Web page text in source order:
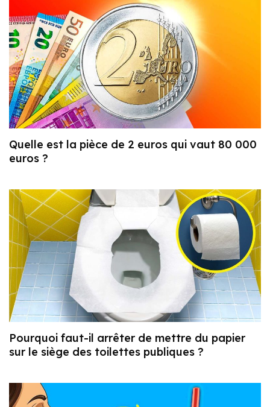
Quelle est la pièce de 2 euros qui vaut 80 000
euros ?
Pourquoi faut-il arrêter de mettre du papier
sur le siège des toilettes publiques ?